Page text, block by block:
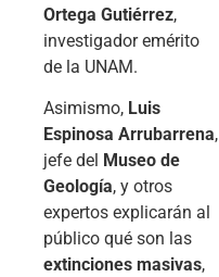
Ortega Gutiérrez,
investigador emérito
de la UNAM.
Asimismo, Luis
Espinosa Arrubarrena,
jefe del Museo de
Geología, y otros
expertos explicarán al
público qué son las
extinciones masivas,